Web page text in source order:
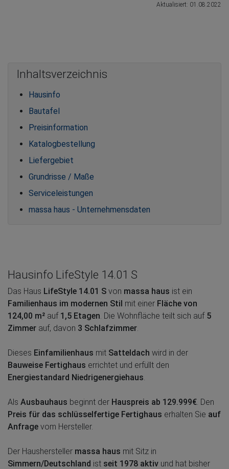
Aktualisiert: 01.08.2022
Inhaltsverzeichnis
Hausinfo
Bautafel
Preisinformation
Katalogbestellung
Liefergebiet
Grundrisse / Maße
Serviceleistungen
massa haus - Unternehmensdaten
Hausinfo LifeStyle 14.01 S
Das Haus LifeStyle 14.01 S von massa haus ist ein
Familienhaus im modernen Stil mit einer Fläche von
124,00 m² auf 1,5 Etagen . Die Wohnfläche teilt sich auf 5
Zimmer auf, davon 3 Schlafzimmer
Dieses Einfamilienhaus mit Satteldach wird in der
Bauweise Fertighaus errichtet und erfüllt den
Energiestandard Niedrigenergiehaus
Als Ausbauhaus beginnt der Hauspreis ab 129.999€ . Den
Preis für das schlüsselfertige Fertighaus erhalten Sie auf
Anfrage vom Hersteller.
Der Haushersteller massa haus mit Sitz in
Simmern/Deutschland ist seit 1978 aktiv und hat bisher